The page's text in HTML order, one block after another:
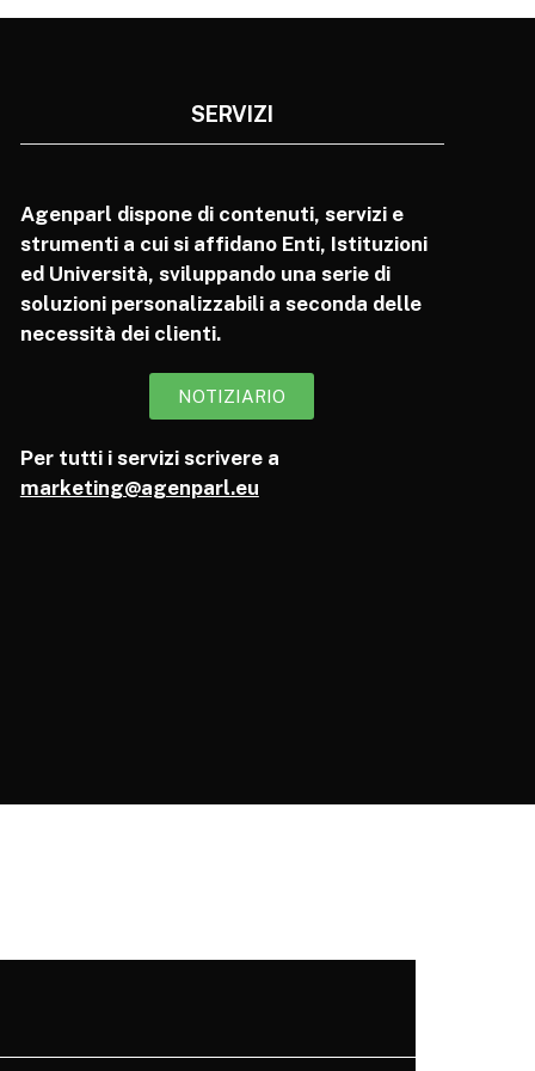
SERVIZI
Agenparl dispone di contenuti, servizi e
strumenti a cui si affidano Enti, Istituzioni
ed Università, sviluppando una serie di
soluzioni personalizzabili a seconda delle
necessità dei clienti.
NOTIZIARIO
Per tutti i servizi scrivere a
marketing@agenparl.eu